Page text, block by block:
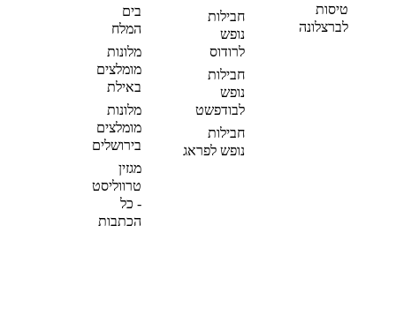
טיסות
לברצלונה
חבילות
נופש
לרודוס
חבילות
נופש
לבודפשט
חבילות
נופש לפראג
בים
המלח
מלונות
מומלצים
באילת
מלונות
מומלצים
בירושלים
מגזין
טרווליסט
- כל
הכתבות